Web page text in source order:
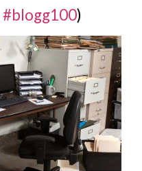
#blogg100)